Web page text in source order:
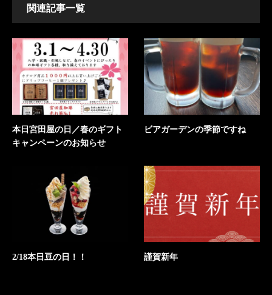
関連記事一覧
本日宮田屋の日／春のギフト
キャンペーンのお知らせ
ビアガーデンの季節ですね
2/18本日豆の日！！ 謹賀新年